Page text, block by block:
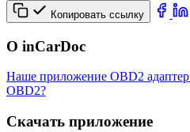
Копировать ссылку
О inCarDoc
Наше приложение OBD2 адаптер
OBD2?
Скачать приложение